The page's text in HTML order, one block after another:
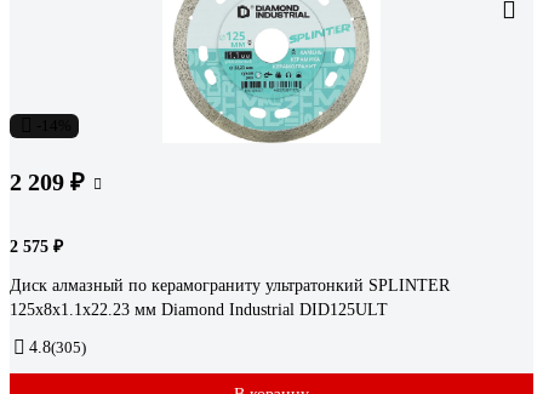
2 209 ₽
2 575 ₽
Диск алмазный по керамограниту ультратонкий SPLINTER
125x8x1.1x22.23 мм Diamond Industrial DID125ULT
4.8(305)